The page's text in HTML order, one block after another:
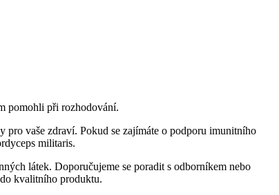
pomohli při rozhodování.
vaše zdraví. Pokud se zajímáte o podporu imunitního
militaris.
látek. Doporučujeme se poradit s odborníkem nebo
kvalitního produktu.